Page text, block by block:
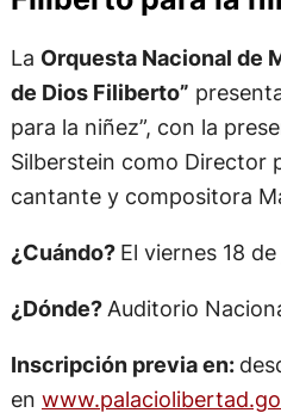
La Orquesta Nacional de
de Dios Filiberto​”
para la niñez”, con la
Silberstein como Director
cantante y compositora
¿Cuándo? El viernes 18
¿Dónde? Auditorio
Inscripción previa en:
en